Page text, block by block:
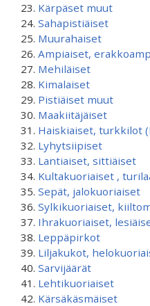
Kärpäset muut
Sahapistiäiset
Muurahaiset
Ampiaiset,
Mehiläiset
Kimalaiset
Pistiäiset muut
Maakiitäjäiset
Haiskiaiset, turkkilot
Lyhytsiipiset
Lantiaiset, sittiäiset
Kultakuoriaiset ,
Sepät, jalokuoriaiset
Sylkikuoriaiset,
Ihrakuoriaiset,
Leppäpirkot
Liljakukot,
Sarvijäärät
Lehtikuoriaiset
Kärsäkäsmäiset